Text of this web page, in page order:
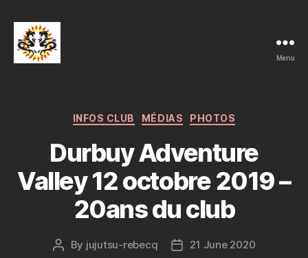
Rebecq
Menu
Categories
INFOS CLUB MÉDIAS PHOTOS
Durbuy Adventure
Valley 12 octobre 2019 –
20ans du club
Post
By jujutsu-rebecq
Post21 June 2020